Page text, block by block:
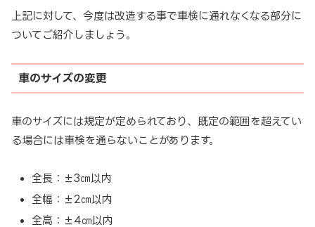
上記に対して、今度は改造する事で車検に通れなくなる部分に
ついてご紹介しましょう。
車のサイズの変更
車のサイズには規定が定められており、既定の範囲を超えてい
る場合には車検を通らないことがあります。
全長：±3㎝以内
全幅：±2㎝以内
全高：±4㎝以内